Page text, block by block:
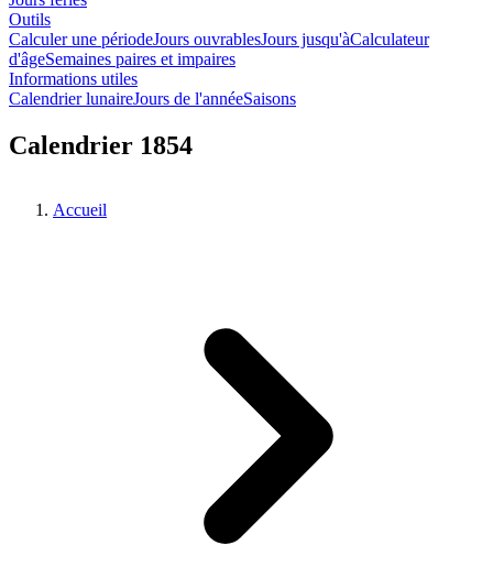
Outils
Calculer une périodeJours ouvrablesJours jusqu'àCalculateur
d'âgeSemaines paires et impaires
Informations utiles
Calendrier lunaireJours de l'annéeSaisons
Calendrier 1854
Accueil